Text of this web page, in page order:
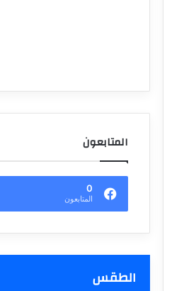
المتابعون
0
المتابعون
الطقس